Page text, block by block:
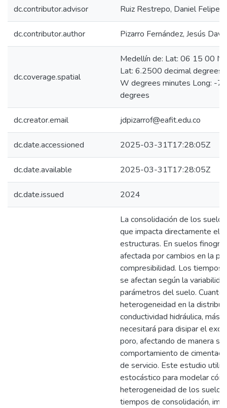
dc.contributor.advisor Ruiz Restrepo, Daniel Felipe
dc.contributor.author Pizarro Fernández, Jesús
dc.coverage.spatial
Medellín de: Lat: 06 15 00 N
Lat: 6.2500 decimal
W degrees minutes Long: -
degrees
dc.creator.email jdpizarrof@eafit.edu.co
dc.date.accessioned 2025-03-31T17:28:05Z
dc.date.available 2025-03-31T17:28:05Z
dc.date.issued 2024
La consolidación de los
que impacta directamente el
estructuras. En suelos
afectada por cambios en la
compresibilidad. Los tiempos
se afectan según la
parámetros del suelo. Cuanto
heterogeneidad en la
conductividad hidráulica, más
necesitará para disipar el
poro, afectando de manera
comportamiento de
de servicio. Este estudio
estocástico para modelar
heterogeneidad de los
tiempos de consolidación,